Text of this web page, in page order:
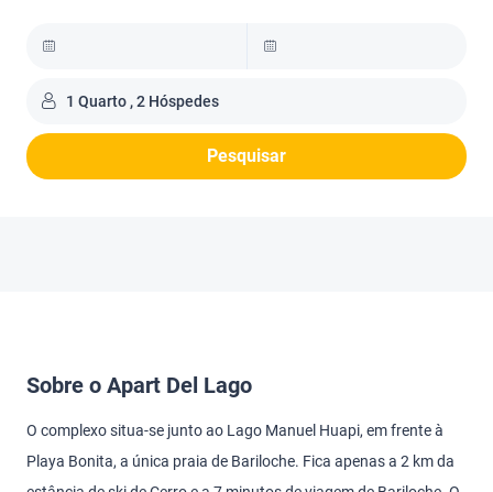
1 Quarto , 2 Hóspedes
Pesquisar
Sobre o Apart Del Lago
O complexo situa-se junto ao Lago Manuel Huapi, em frente à
Playa Bonita, a única praia de Bariloche. Fica apenas a 2 km da